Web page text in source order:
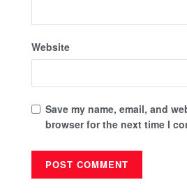
Website
Save my name, email, and
browser for the next time I